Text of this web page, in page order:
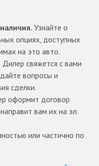
Узнайте о
опциях, доступных
на это авто.
Дилер свяжется с вами
вопросы и
сделки.
оформит договор
вам их на эл.
или частично по